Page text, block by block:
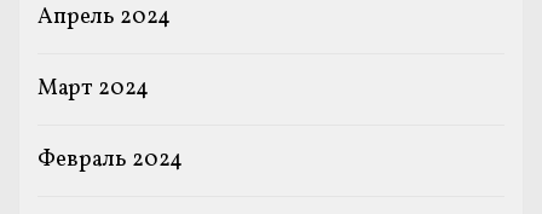
Апрель 2024
Март 2024
Февраль 2024